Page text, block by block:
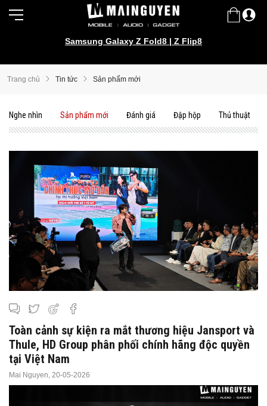
Samsung Galaxy S26 series!
Trang chủ Tin tức Sản phẩm mới
Nghe nhìn Sản phẩm mới Đánh giá Đập hộp Thủ thuật
Toàn cảnh sự kiện ra mắt thương hiệu Jansport và
Thule, HD Group phân phối chính hãng độc quyền
tại Việt Nam
Mai Nguyen, 20-05-2026